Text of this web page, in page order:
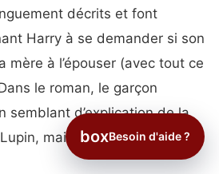
décrits et font
Harry à se demander si son
mère à l’épouser (avec tout ce
le roman, le garçon
semblant d’explication de la
mais le mal est déjà fait.
boxBesoin d'aide ?